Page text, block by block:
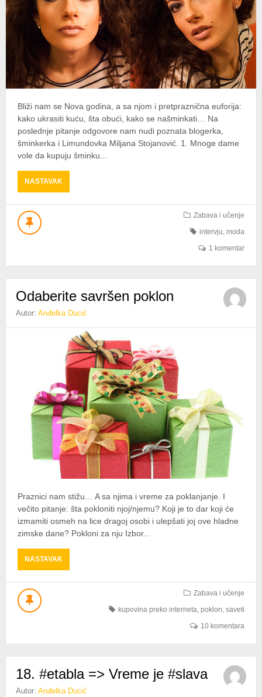
Bliži nam se Nova godina, a sa njom i pretpraznična euforija:
kako ukrasiti kuću, šta obući, kako se našminkati… Na
poslednje pitanje odgovore nam nudi poznata blogerka,
šminkerka i Limundovka Miljana Stojanović. 1. Mnoge dame
vole da kupuju šminku...
NASTAVAKABOUT
KAKO
SE
Zabava i učenje
intervju,moda
1 komentar
Odaberite savršen poklon
Autor:Anđelka Ducić
Praznici nam stižu… A sa njima i vreme za poklanjanje. I
večito pitanje: šta pokloniti njoj/njemu? Koji je to dar koji će
izmamiti osmeh na lice dragoj osobi i ulepšati joj ove hladne
zimske dane? Pokloni za nju Izbor...
NASTAVAKABOUT
ODABERITE
SAVRŠEN
Zabava i učenje
kupovina preko interneta,poklon,saveti
10 komentara
18. #etabla => Vreme je #slava
Autor:Anđelka Ducić